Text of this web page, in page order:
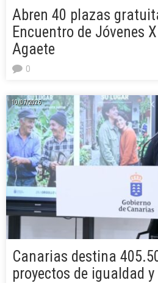
Abren 40 plazas
Encuentro de Jóvenes
Agaete
0
10/07/2026
Canarias destina
proyectos de igualdad